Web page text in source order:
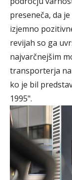
preseneča, da
izjemno
revijah so ga
najvarčnejšim
transporterja
ko je bil
1995".